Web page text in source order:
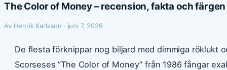
The Color of Money – recension, fakta och
Av Henrik Karlsson · juni 7, 2026
De flesta förknippar nog biljard med dimmiga röklukt
Scorseses ”The Color of Money” från 1986 fångar